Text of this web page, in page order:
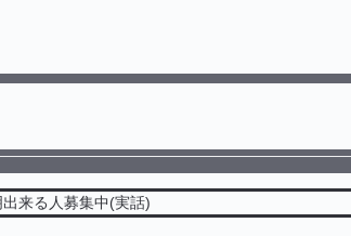
来る人募集中(実話)